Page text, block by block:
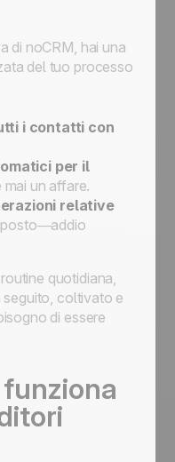
di noCRM, hai una
del tuo processo
i contatti con
per il
un affare.
relative
quotidiana,
coltivato e
di essere